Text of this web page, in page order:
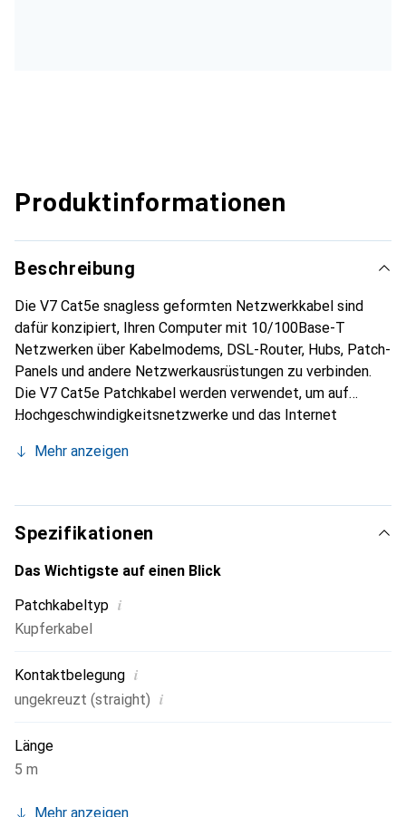
Produktinformationen
Beschreibung
Die V7 Cat5e snagless geformten Netzwerkkabel sind
dafür konzipiert, Ihren Computer mit 10/100Base-T
Netzwerken über Kabelmodems, DSL-Router, Hubs, Patch-
Panels und andere Netzwerkausrüstungen zu verbinden.
Die V7 Cat5e Patchkabel werden verwendet, um auf
Hochgeschwindigkeitsnetzwerke und das Internet
Video zu übertragen. Die Kabel verfügen über snagless
und eine langlebige und stabile Verbindung gewährleisten.
V7 Cat5e Kabel sind in einer Vielzahl von Farben und
Längen erhältlich.
Mehr anzeigen
Spezifikationen
Das Wichtigste auf einen Blick
Patchkabeltyp i
Kupferkabel
Kontaktbelegung i
ungekreuzt (straight) i
Länge
5 m
Mehr anzeigen